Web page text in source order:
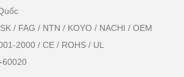
/ FAG / NTN / KOYO / NACHI / OEM
2000 / CE / ROHS / UL
60020